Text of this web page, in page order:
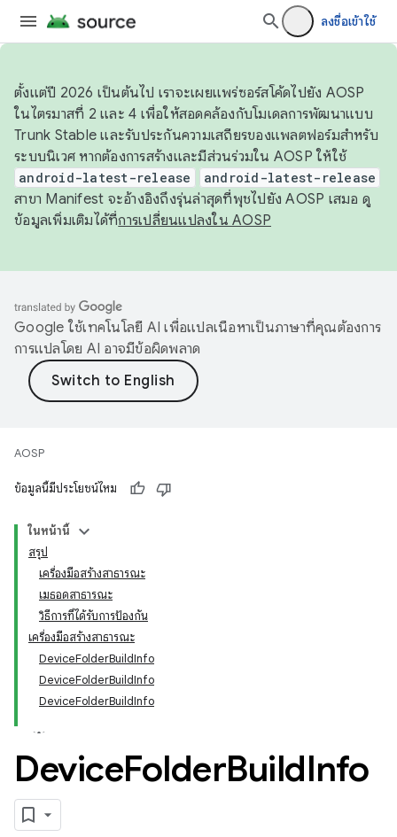
ลงชื่อเข้าใช้
ตั้งแต่ปี 2026 เป็นต้นไป เราจะเผยแพร่ซอร์สโค้ดไปยัง AOSP
ในไตรมาสที่ 2 และ 4 เพื่อให้สอดคล้องกับโมเดลการพัฒนาแบบ
Trunk Stable และรับประกันความเสถียรของแพลตฟอร์มสำหรับ
ระบบนิเวศ หากต้องการสร้างและมีส่วนร่วมใน AOSP ให้ใช้
android-latest-release android-latest-release
สาขา Manifest จะอ้างอิงถึงรุ่นล่าสุดที่พุชไปยัง AOSP เสมอ ดู
ข้อมูลเพิ่มเติมได้ที่การเปลี่ยนแปลงใน AOSP
Google ใช้เทคโนโลยี AI เพื่อแปลเนื้อหาเป็นภาษาที่คุณต้องการ
การแปลโดย AI อาจมีข้อผิดพลาด
AOSP
ข้อมูลนี้มีประโยชน์ไหม
ในหน้านี้
สรุป
เครื่องมือสร้างสาธารณะ
เมธอดสาธารณะ
วิธีการที่ได้รับการป้องกัน
เครื่องมือสร้างสาธารณะ
DeviceFolderBuildInfo
DeviceFolderBuildInfo
DeviceFolderBuildInfo
DeviceFolderBuildInfo